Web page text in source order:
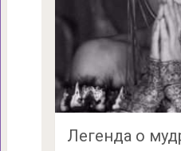
Легенда о